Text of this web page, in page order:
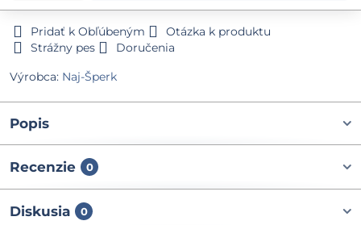
Pridať k Obľúbeným
Otázka k produktu
Strážny pes
Doručenia
Výrobca: Naj-Šperk
Popis
Recenzie 0
Diskusia 0